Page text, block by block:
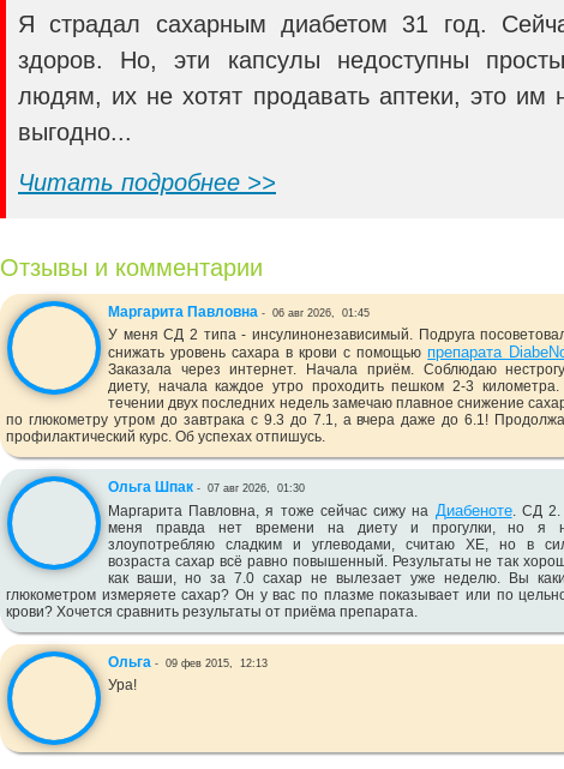
Я страдал сахарным диабетом 31 год.
здоров. Но, эти капсулы недоступны
людям, их не хотят продавать аптеки, это им
выгодно...
Читать подробнее >>
Отзывы и комментарии
Маргарита Павловна - 06 авг 2026, 01:45
У меня СД 2 типа - инсулинонезависимый. Подруга
снижать уровень сахара в крови с помощьюпрепарата
Заказала через интернет. Начала приём. Соблюдаю
диету, начала каждое утро проходить пешком 2-3
течении двух последних недель замечаю плавное снижение
по глюкометру утром до завтрака с 9.3 до 7.1, а вчера даже до 6.1!
профилактический курс. Об успехах отпишусь.
Ольга Шпак - 07 авг 2026, 01:30
Маргарита Павловна, я тоже сейчас сижу на Диабеноте. СД 2.
меня правда нет времени на диету и прогулки, но я
злоупотребляю сладким и углеводами, считаю ХЕ, но в
возраста сахар всё равно повышенный. Результаты не так
как ваши, но за 7.0 сахар не вылезает уже неделю. Вы
глюкометром измеряете сахар? Он у вас по плазме показывает или по
крови? Хочется сравнить результаты от приёма препарата.
Ольга - 09 фев 2015, 12:13
Ура!